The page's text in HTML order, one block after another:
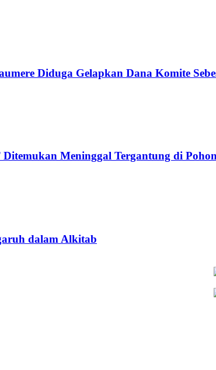
Diduga Gelapkan Dana Komite
Meninggal Tergantung di Pohon
dalam Alkitab